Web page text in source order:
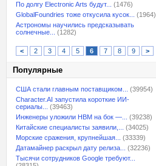
По долгу Electronic Arts будут...
(1476)
GlobalFoundries тоже откусила кусок...
(1964)
Астрономы научились предсказывать
солнечные...
(1282)
< 2 3 4 5 6 7 8 9 >
Популярные
США стали главным поставщиком...
(39954)
Character.AI запустила короткие ИИ-
сериалы...
(39463)
Инженеры уложили HBM на бок —...
(39238)
Китайские специалисты заявили,...
(34025)
Морские сражения, крупнейшая...
(33339)
Датамайнер раскрыл дату релиза...
(32236)
Тысячи сотрудников Google требуют...